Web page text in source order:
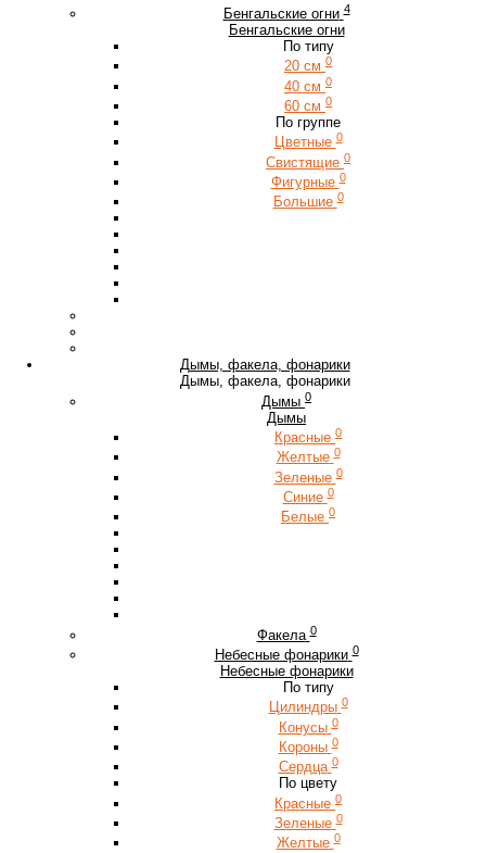
Бенгальские огни 4
Бенгальские огни
По типу
20 см 0
40 см 0
60 см 0
По группе
Цветные 0
Свистящие 0
Фигурные 0
Большие 0
Дымы, факела, фонарики
Дымы, факела, фонарики
Дымы 0
Дымы
Красные 0
Желтые 0
Зеленые 0
Синие 0
Белые 0
Факела 0
Небесные фонарики 0
Небесные фонарики
По типу
Цилиндры 0
Конусы 0
Короны 0
Сердца 0
По цвету
Красные 0
Зеленые 0
Желтые 0